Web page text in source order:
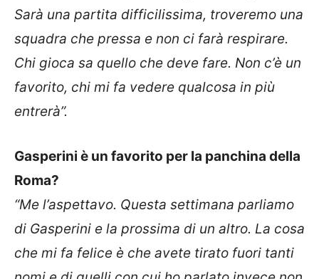
Sarà una partita difficilissima, troveremo una
squadra che pressa e non ci farà respirare.
Chi gioca sa quello che deve fare. Non c’è un
favorito, chi mi fa vedere qualcosa in più
entrerà”.
Gasperini è un favorito per la panchina della
Roma?
“Me l’aspettavo. Questa settimana parliamo
di Gasperini e la prossima di un altro. La cosa
che mi fa felice è che avete tirato fuori tanti